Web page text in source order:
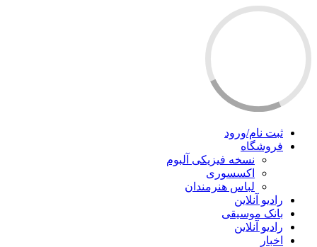
ثبت نام/ورود
فروشگاه
نسخه فیزیکی آلبوم
اکسسوری
لباس هنرمندان
رادیو آنلاین
بانک موسیقی
رادیو آنلاین
اخبار